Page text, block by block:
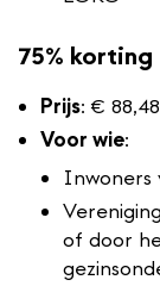
75% korting
Prijs: €
Voor wie:
Inwoners
of door